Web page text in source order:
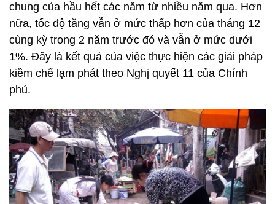
chung của hầu hết các năm từ nhiều năm qua. Hơn
nữa, tốc độ tăng vẫn ở mức thấp hơn của tháng 12
cùng kỳ trong 2 năm trước đó và vẫn ở mức dưới
1%. Đây là kết quả của việc thực hiện các giải pháp
kiềm chế lạm phát theo Nghị quyết 11 của Chính
phủ.